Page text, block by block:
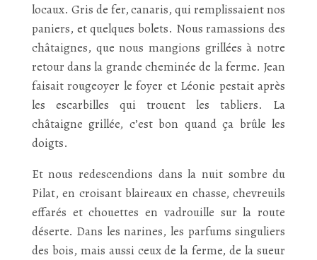
locaux. Gris de fer, canaris, qui remplissaient nos
paniers, et quelques bolets. Nous ramassions des
châtaignes, que nous mangions grillées à notre
retour dans la grande cheminée de la ferme. Jean
faisait rougeoyer le foyer et Léonie pestait après
les escarbilles qui trouent les tabliers. La
châtaigne grillée, c’est bon quand ça brûle les
doigts.
Et nous redescendions dans la nuit sombre du
Pilat, en croisant blaireaux en chasse, chevreuils
effarés et chouettes en vadrouille sur la route
déserte. Dans les narines, les parfums singuliers
des bois, mais aussi ceux de la ferme, de la sueur